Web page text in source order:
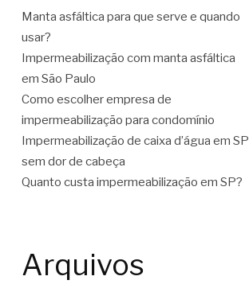
Manta asfáltica para que serve e quando
usar?
Impermeabilização com manta asfáltica
em São Paulo
Como escolher empresa de
impermeabilização para condomínio
Impermeabilização de caixa d’água em SP
sem dor de cabeça
Quanto custa impermeabilização em SP?
Arquivos